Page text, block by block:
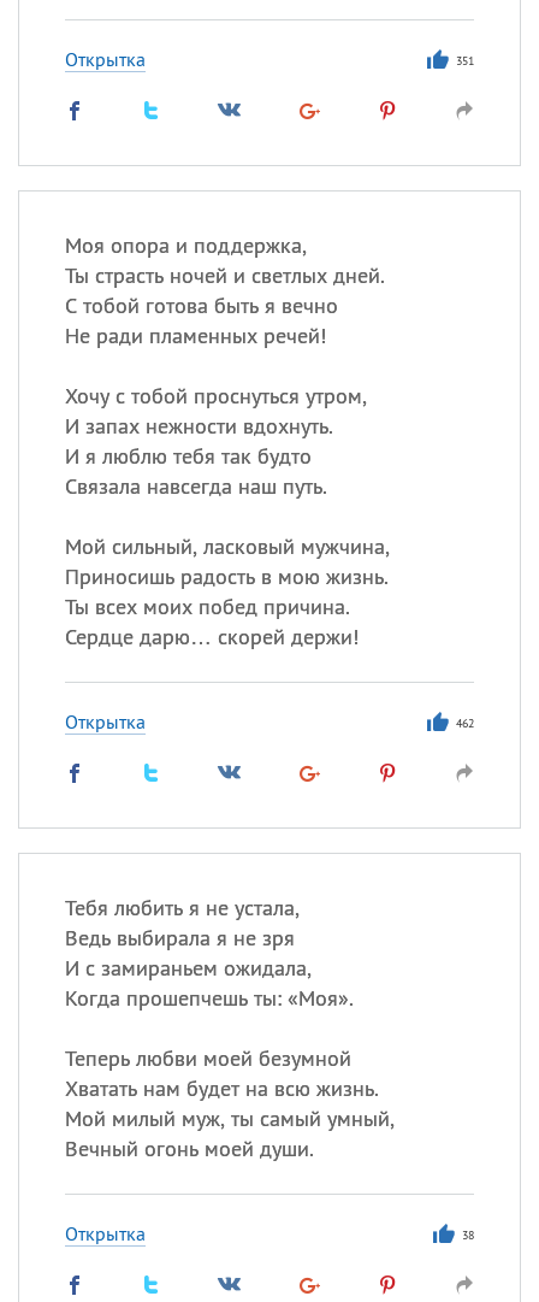
Открытка 351
Моя опора и поддержка,
Ты страсть ночей и светлых дней.
С тобой готова быть я вечно
Не ради пламенных речей!
Хочу с тобой проснуться утром,
И запах нежности вдохнуть.
И я люблю тебя так будто
Связала навсегда наш путь.
Мой сильный, ласковый мужчина,
Приносишь радость в мою жизнь.
Ты всех моих побед причина.
Сердце дарю… скорей держи!
Открытка 462
Тебя любить я не устала,
Ведь выбирала я не зря
И с замираньем ожидала,
Когда прошепчешь ты: «Моя».
Теперь любви моей безумной
Хватать нам будет на всю жизнь.
Мой милый муж, ты самый умный,
Вечный огонь моей души.
Открытка 38